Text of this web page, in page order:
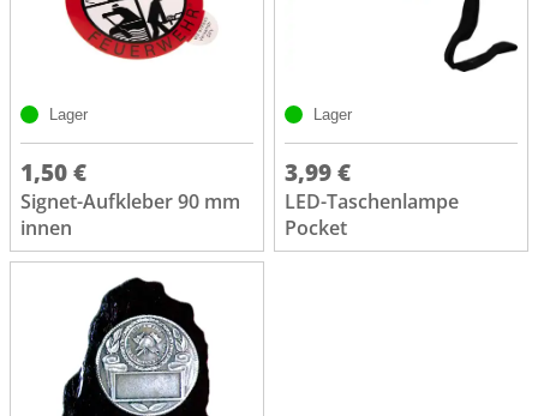
Lager
1,50 €
Signet-Aufkleber 90 mm
innen
Lager
3,99 €
LED-Taschenlampe
Pocket